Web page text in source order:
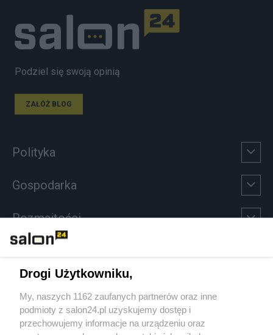
Podziel się swoją opinią
ZAŁÓŻ BLOG
Polityka
Gospodarka
Rozmaitości
Sport
Społeczeństwo
Drogi Użytkowniku,
My, naszych 1162 zaufanych partnerów oraz inne
podmioty z salon24.pl uzyskujemy dostęp i
przechowujemy informacje na urządzeniu oraz